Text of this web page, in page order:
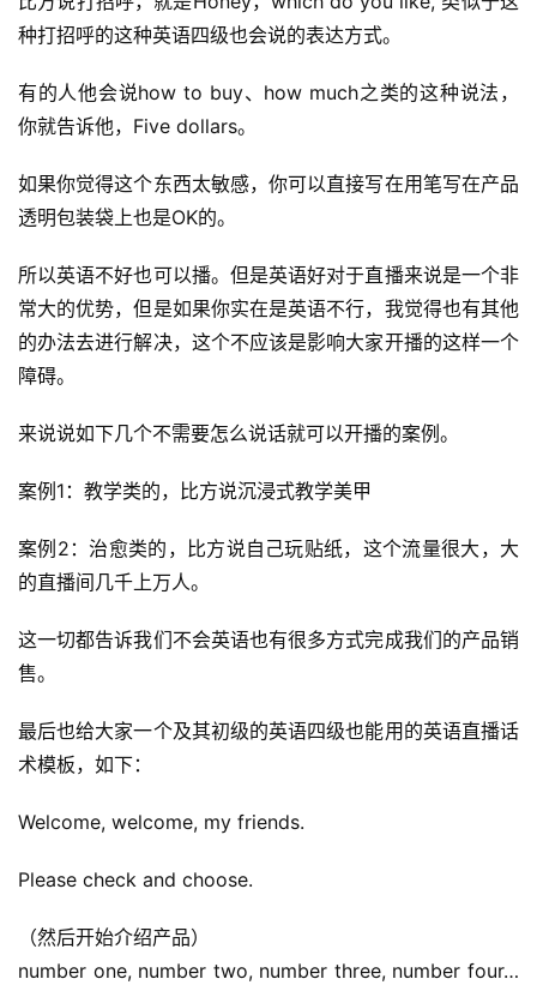
A
实
干
营
录
种打招呼的这种英语四级也会说的表达方式。
有的人他会说how to buy、how much之类的这种说法，
你就告诉他，Five dollars。
如果你觉得这个东西太敏感，你可以直接写在用笔写在产品
透明包装袋上也是OK的。
所以英语不好也可以播。但是英语好对于直播来说是一个非
常大的优势，但是如果你实在是英语不行，我觉得也有其他
的办法去进行解决，这个不应该是影响大家开播的这样一个
障碍。
来说说如下几个不需要怎么说话就可以开播的案例。
案例1：教学类的，比方说沉浸式教学美甲
案例2：治愈类的，比方说自己玩贴纸，这个流量很大，大
的直播间几千上万人。
这一切都告诉我们不会英语也有很多方式完成我们的产品销
售。
最后也给大家一个及其初级的英语四级也能用的英语直播话
术模板，如下：
Welcome, welcome, my friends.
Please check and choose.
（然后开始介绍产品）
number one, number two, number three, number four…